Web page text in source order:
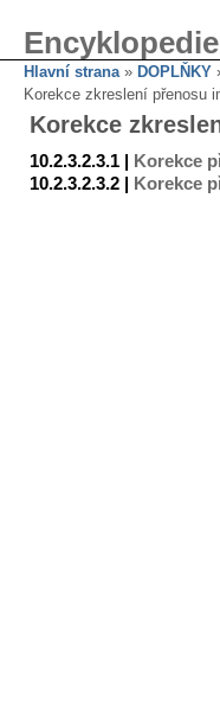
Hlavní strana» DOPLŇKY
Korekce zkreslení přenosu
Korekce
10.2.3.2.3.1 |
Korekce
10.2.3.2.3.2 |
Korekce